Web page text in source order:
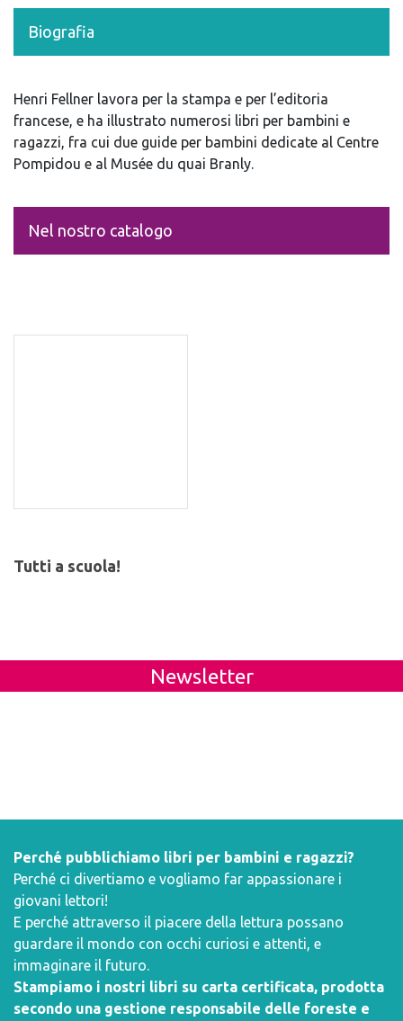
Biografia
Henri Fellner lavora per la stampa e per l’editoria
francese, e ha illustrato numerosi libri per bambini e
ragazzi, fra cui due guide per bambini dedicate al Centre
Pompidou e al Musée du quai Branly.
Nel nostro catalogo
Tutti a scuola!
Newsletter
Perché pubblichiamo libri per bambini e ragazzi?
Perché ci divertiamo e vogliamo far appassionare i
giovani lettori!
E perché attraverso il piacere della lettura possano
guardare il mondo con occhi curiosi e attenti, e
immaginare il futuro.
Stampiamo i nostri libri su carta certificata, prodotta
secondo una gestione responsabile delle foreste e